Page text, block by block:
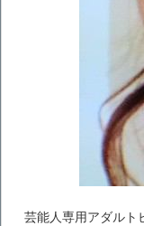
芸能人専用アダルト